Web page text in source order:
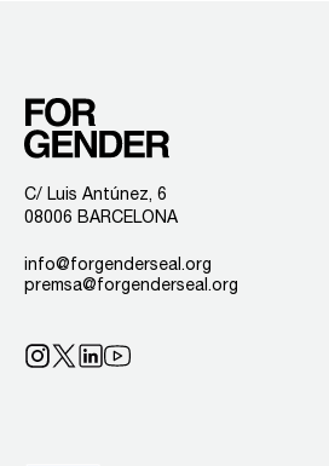
C/ Luis Antúnez, 6
08006 BARCELONA
info@forgenderseal.org
premsa@forgenderseal.org